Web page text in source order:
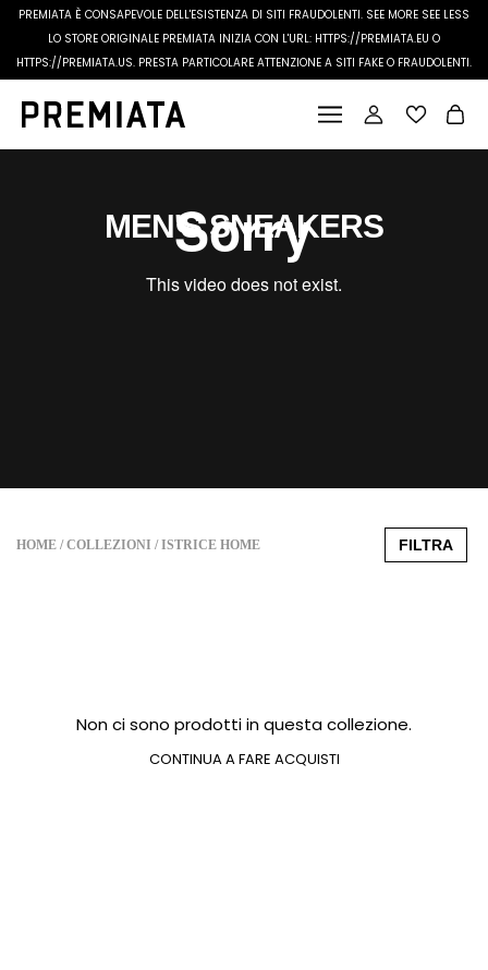
PREMIATA È CONSAPEVOLE DELL'ESISTENZA DI SITI FRAUDOLENTI. SEE MORE SEE LESS
LO STORE ORIGINALE PREMIATA INIZIA CON L'URL: HTTPS://PREMIATA.EU O
HTTPS://PREMIATA.US. PRESTA PARTICOLARE ATTENZIONE A SITI FAKE O FRAUDOLENTI.
MEN'S SNEAKERS
HOME COLLEZIONI ISTRICE HOME FILTRA
Non ci sono prodotti in questa collezione.
CONTINUA A FARE ACQUISTI